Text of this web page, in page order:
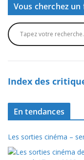
Vous cherchez
Index des
En tendances
Les sorties cinéma –